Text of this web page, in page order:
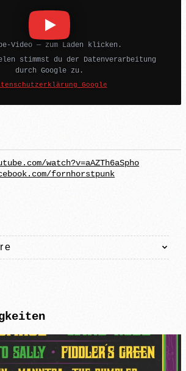
Video — zum Laden klicken.
stimmst du der Datenverarbeitung
durch Google zu.
Google
watch?v=aAZTh6aSpho
fornhorstpunk